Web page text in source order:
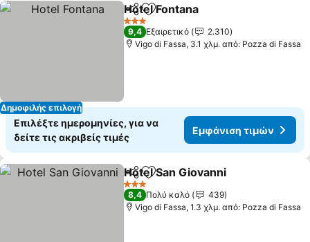
Δημοφιλής επιλογή
Κοινοποίηση
Προσθήκη στα αγαπημένα
Hotel Fontana
3 Αστέρια
9,4 Εξαιρετικό
2.310
Vigo di Fassa, 3.1 χλμ. από: Pozza di Fassa
Επιλέξτε ημερομηνίες, για να
δείτε τις ακριβείς τιμές
Εμφάνιση τιμών
Κοινοποίηση
Προσθήκη στα αγαπημένα
Hotel San Giovanni
3 Αστέρια
8,4 Πολύ καλό
439
Vigo di Fassa, 1.3 χλμ. από: Pozza di Fassa